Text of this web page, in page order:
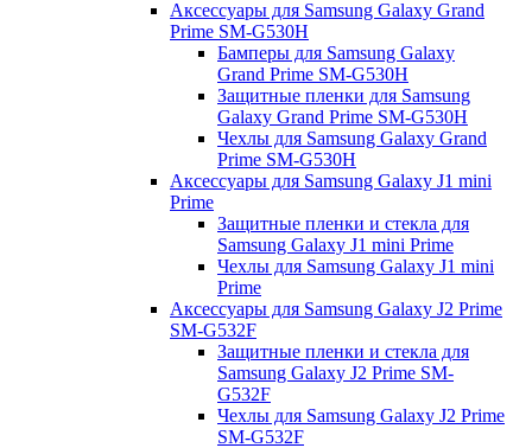
Аксессуары для Samsung Galaxy Grand
Prime SM-G530H
Бамперы для Samsung Galaxy
Grand Prime SM-G530H
Защитные пленки для Samsung
Galaxy Grand Prime SM-G530H
Чехлы для Samsung Galaxy Grand
Prime SM-G530H
Аксессуары для Samsung Galaxy J1 mini
Prime
Защитные пленки и стекла для
Samsung Galaxy J1 mini Prime
Чехлы для Samsung Galaxy J1 mini
Prime
Аксессуары для Samsung Galaxy J2 Prime
SM-G532F
Защитные пленки и стекла для
Samsung Galaxy J2 Prime SM-
G532F
Чехлы для Samsung Galaxy J2 Prime
SM-G532F